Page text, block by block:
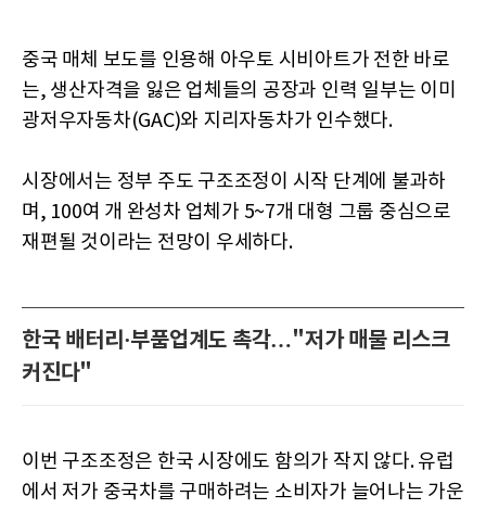
중국 매체 보도를 인용해 아우토 시비아트가 전한 바로
는, 생산자격을 잃은 업체들의 공장과 인력 일부는 이미
광저우자동차(GAC)와 지리자동차가 인수했다.
시장에서는 정부 주도 구조조정이 시작 단계에 불과하
며, 100여 개 완성차 업체가 5~7개 대형 그룹 중심으로
재편될 것이라는 전망이 우세하다.
한국 배터리·부품업계도 촉각…"저가 매물 리스크
커진다"
이번 구조조정은 한국 시장에도 함의가 작지 않다. 유럽
에서 저가 중국차를 구매하려는 소비자가 늘어나는 가운